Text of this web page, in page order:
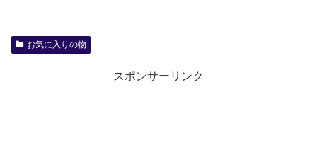
お気に入りの物
スポンサーリンク